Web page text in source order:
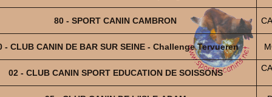
80 - SPORT CANIN CAMBRON
- CLUB CANIN DE BAR SUR SEINE - Challenge Tervueren
02 - CLUB CANIN SPORT EDUCATION DE SOISSONS